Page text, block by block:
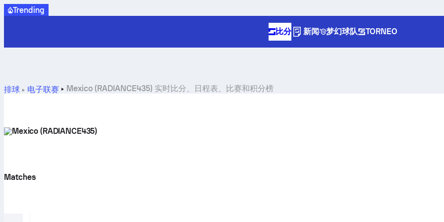
Trending
比分 新闻 梦幻球队 TORNEO
排球 电子联赛 Mexico (RADIANCE435) 实时比分、日程表、比赛和积分榜
Mexico (RADIANCE435)
Matches